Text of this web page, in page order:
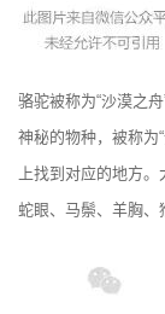
骆驼被称为“沙漠之
神秘的物种，被称为
上找到对应的地方
蛇眼、马鬃、羊胸、